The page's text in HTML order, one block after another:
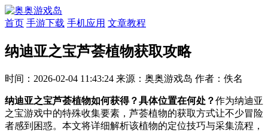
首页 手游下载 手机应用 文章教程
纳迪亚之宝芦荟植物获取攻略
时间：2026-02-04 11:43:24 来源：奥奥游戏岛 作者：佚名
纳迪亚之宝芦荟植物如何获得？具体位置在何处？作为纳迪亚
之宝游戏中的特殊收集要素，芦荟植物的获取方式让不少冒险
者感到困惑。本文将详细解析该植物的定位技巧与采集流程，